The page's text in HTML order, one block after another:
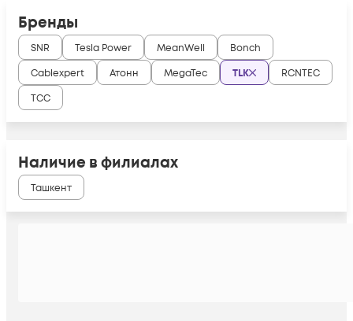
Бренды
SNR Tesla Power MeanWell
Bonch
Cablexpert
Атонн MegaTec TLK
RCNTEC
ТСС
Наличие в филиалах
Ташкент